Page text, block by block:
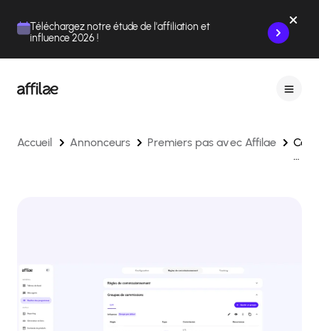
Téléchargez notre étude de l'affiliation et
influence 2026 !
Accueil Annonceurs Premiers pas avec Affilae
des